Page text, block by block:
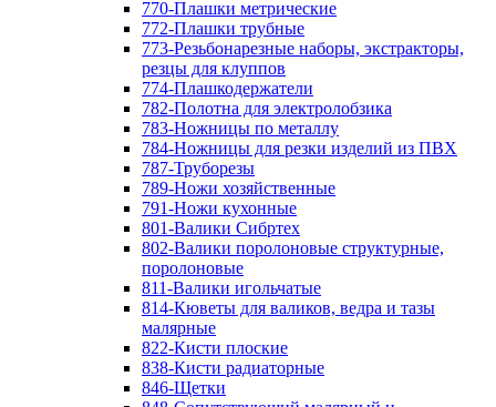
770-Плашки метрические
772-Плашки трубные
773-Резьбонарезные наборы, экстракторы,
резцы для клуппов
774-Плашкодержатели
782-Полотна для электролобзика
783-Ножницы по металлу
784-Ножницы для резки изделий из ПВХ
787-Труборезы
789-Ножи хозяйственные
791-Ножи кухонные
801-Валики Сибртех
802-Валики поролоновые структурные,
поролоновые
811-Валики игольчатые
814-Кюветы для валиков, ведра и тазы
малярные
822-Кисти плоские
838-Кисти радиаторные
846-Щетки